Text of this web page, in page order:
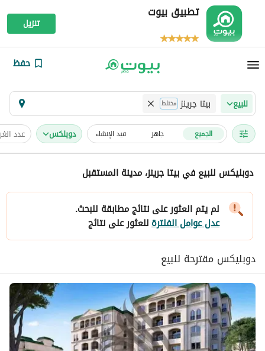
تطبيق بيوت
تنزيل
حفظ
للبيع بيتا جرينز مختلط
الجميع جاهز قيد الإنشاء دوبلكس عدد
دوبليكس للبيع في بيتا جرينز، مدينة المستقبل
لم يتم العثور على نتائج مطابقة للبحث.
عدل عوامل الفلترةللعثور على نتائج
دوبليكس مقترحة للبيع